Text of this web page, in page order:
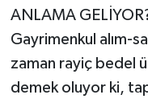
ANLAMA
Gayrimenkul alım-
zaman rayiç bedel
demek oluyor ki,